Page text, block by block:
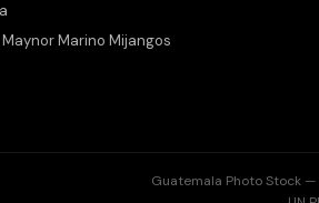
Marino Mijangos
Guatemala Photo Stock